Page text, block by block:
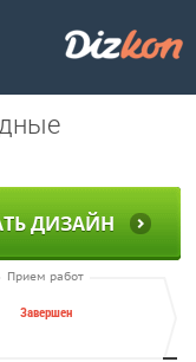
ДИЗАЙН
Прием работ
Завершен